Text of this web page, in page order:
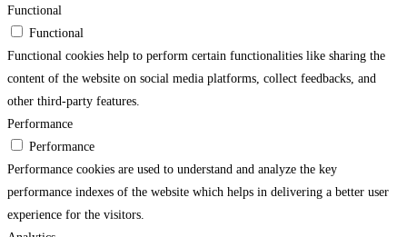
Functional
Functional
Functional cookies help to perform certain functionalities like sharing the
content of the website on social media platforms, collect feedbacks, and
other third-party features.
Performance
Performance
Performance cookies are used to understand and analyze the key
performance indexes of the website which helps in delivering a better user
experience for the visitors.